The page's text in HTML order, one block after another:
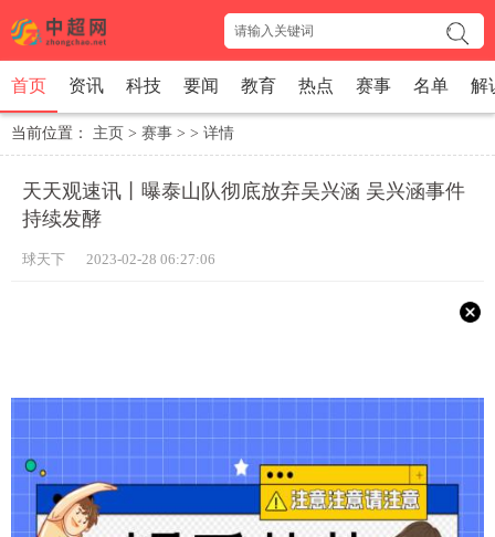
首页 资讯 科技 要闻 教育 热点 赛事 名单 解
当前位置： 主页 > 赛事 > > 详情
天天观速讯丨曝泰山队彻底放弃吴兴涵 吴兴涵事件
持续发酵
球天下 2023-02-28 06:27:06